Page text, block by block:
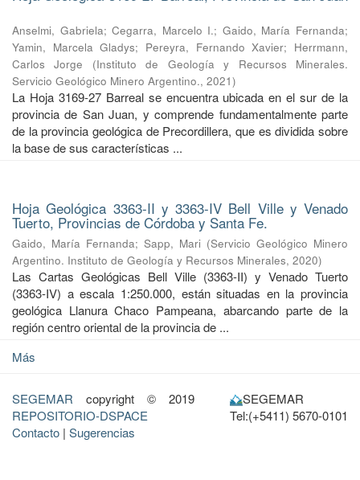
Anselmi, Gabriela;Cegarra, Marcelo I.; Gaido, María Fernanda;
Yamin, Marcela Gladys; Pereyra, Fernando Xavier; Herrmann,
Carlos Jorge
(Instituto de Geología y Recursos Minerales.
Servicio Geológico Minero Argentino., 2021)
La Hoja 3169-27 Barreal se encuentra ubicada en el sur de la
provincia de San Juan, y comprende fundamentalmente parte
de la provincia geológica de Precordillera, que es dividida sobre
la base de sus características ...
Hoja Geológica 3363-II y 3363-IV Bell Ville y Venado
Tuerto, Provincias de Córdoba y Santa Fe.
Gaido, María Fernanda; Sapp, Mari (Servicio Geológico Minero
Argentino. Instituto de Geología y Recursos Minerales, 2020)
Las Cartas Geológicas Bell Ville (3363-II) y Venado Tuerto
(3363-IV) a escala 1:250.000, están situadas en la provincia
geológica Llanura Chaco Pampeana, abarcando parte de la
región centro oriental de la provincia de ...
Más
SEGEMAR copyright © 2019
REPOSITORIO-DSPACE
Contacto | Sugerencias
SEGEMAR
Tel:(+5411) 5670-0101